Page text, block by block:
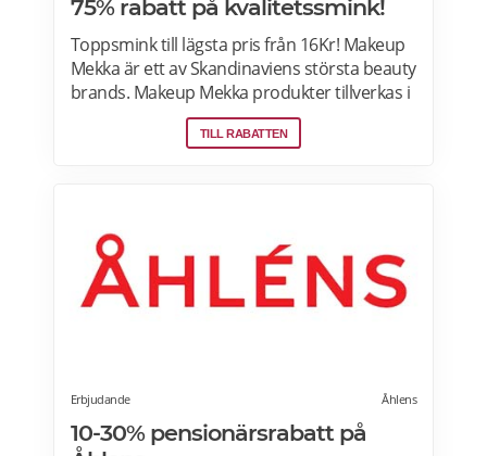
75% rabatt på kvalitetssmink!
Toppsmink till lägsta pris från 16Kr! Makeup
Mekka är ett av Skandinaviens största beauty
brands. Makeup Mekka produkter tillverkas i
samma fabriker som stora internationella
beauty brands. Fri frakt över 299:- Läs mer
TILL RABATTEN
Erbjudande Åhlens
10-30% pensionärsrabatt på